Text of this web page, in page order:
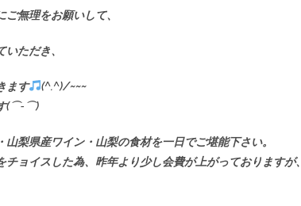
無理をお願いして、
いただき、
ます
(^.^)/~~~
(⌒‐⌒)
梨県産ワイン・山梨の食材を一日でご堪能下さい。
ョイスした為、昨年より少し会費が上がっておりますが、